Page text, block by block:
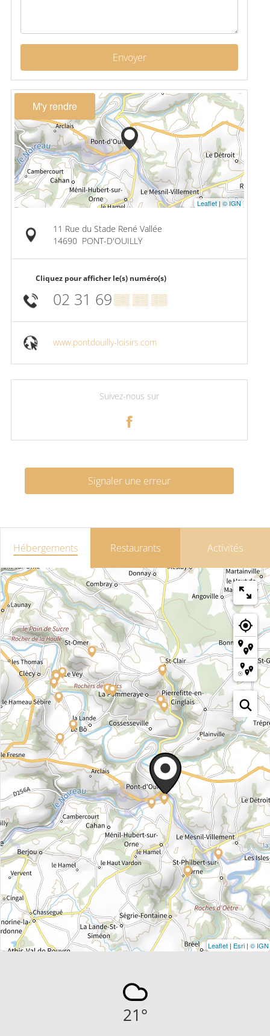
Envoyer
M'y rendre
Leaflet| © IGN
11 Rue du Stade René Vallée
14690 PONT-D'OUILLY
Cliquez pour afficher le(s) numéro(s)
02 31 69▒▒ ▒▒ ▒▒
www.pontdouilly-loisirs.com
Suivez-nous sur
Signaler une erreur
Hébergements Restaurants Activités
Leaflet | Esri | © IGN
21°